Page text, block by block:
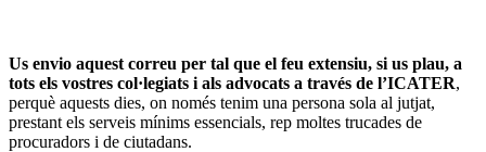
Us envio aquest correu per tal que el feu extensiu, si us plau, a
tots els vostres col·legiats i als advocats a través de l’ICATER,
perquè aquests dies, on només tenim una persona sola al jutjat,
prestant els serveis mínims essencials, rep moltes trucades de
procuradors i de ciutadans.